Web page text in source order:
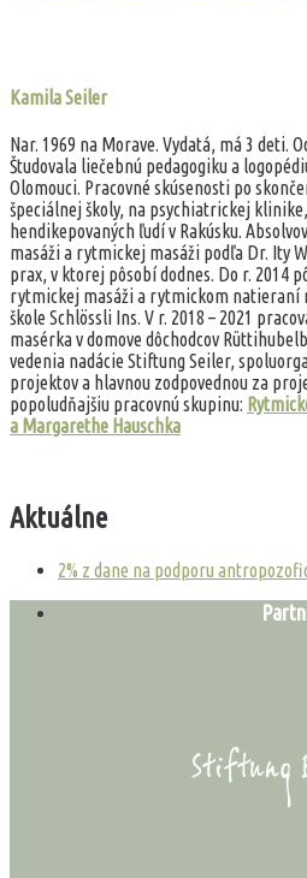
Kamila Seiler
Nar. 1969 na Morave. Vydatá, má 3 deti.
Študovala liečebnú pedagogiku a
Olomouci. Pracovné skúsenosti po
špeciálnej školy, na psychiatrickej
hendikepovaných ľudí v Rakúsku.
masáži a rytmickej masáži podľa Dr. Ity
prax, v ktorej pôsobí dodnes. Do r. 2014
rytmickej masáži a rytmickom
škole Schlössli Ins. V r. 2018 – 2021
masérka v domove dôchodcov
vedenia nadácie Stiftung Seiler,
projektov a hlavnou zodpovednou za
popoludňajšiu pracovnú skupinu:
a Margarethe Hauschka
Aktuálne
2% z dane na podporu